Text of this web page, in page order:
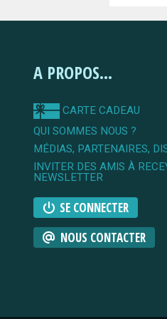
A PROPOS...
CARTE CADEAU
QUI SOMMES NOUS ?
MÉDIAS, PARTENAIRES,
INVITER DES AMIS À
NEWSLETTER
SE CONNECTER
NOUS CONTACTER